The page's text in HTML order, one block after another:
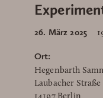
26. März 2025
Ort:
Hegenbarth
Laubacher Straße